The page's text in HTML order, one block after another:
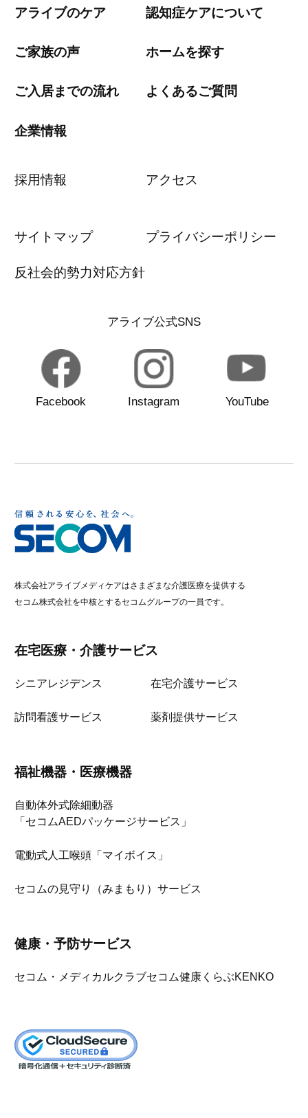
アライブのケア 認知症ケアについて
ご家族の声 ホームを探す
ご入居までの流れ よくあるご質問
企業情報
採用情報 アクセス
サイトマップ プライバシーポリシー
反社会的勢力対応方針
アライブ公式SNS
Facebook Instagram YouTube
株式会社アライブメディケアはさまざまな介護医療を提供する
セコム株式会社を中核とするセコムグループの一員です。
在宅医療・介護サービス
シニアレジデンス 在宅介護サービス
訪問看護サービス 薬剤提供サービス
福祉機器・医療機器
自動体外式除細動器
「セコムAEDパッケージサービス」
電動式人工喉頭「マイボイス」
セコムの見守り（みまもり）サービス
健康・予防サービス
セコム・メディカルクラブセコム健康くらぶKENKO